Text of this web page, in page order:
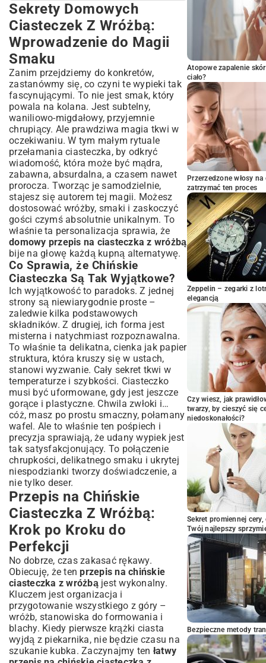
Sekrety Domowych Ciasteczek Z
Wróżbą: Wprowadzenie do Magii Smaku
Co Sprawia, że Chińskie Ciasteczka Są Tak
Wyjątkowe?
Przepis na Chińskie Ciasteczka Z
Wróżbą: Krok po Kroku do Perfekcji
Niezbędne Składniki, Które Masz w Kuchni
Detale Przygotowania: Jak Uzyskać
Chrupkość i Delikatność?
Tworzenie Wróżb: Wiadomości Pełne
Inspiracji i Zabawy
Pomysły na Oryginalne i Personalizowane
Wróżby
Jak Prawidłowo Umieścić Wróżbę W
Ciasteczku?
Wariacje Smakowe i Diety: Dostosuj
Przepis do Swoich Preferencji
Eksperymentowanie z Dodatkami: Od
Wanilii po Zieloną Herbatę
Ciasteczka Bezglutenowe i Wegańskie: Czy
to Możliwe?
Serwowanie i Przechowywanie: Jak
Długo Zachowują Świeżość?
Idealne Okazje do Podania Ciasteczek Z
Wróżbą
Krótka Historia Ciasteczek Z Wróżbą:
Skąd Pochodzi Ta Słodka Tradycja?
Najczęstsze Błędy Przy Pieczeniu
Ciasteczek Z Wróżbą i Jak Ich Unikać
Podsumowanie: Twoje Własne
Ciasteczka Z Wróżbą Czekają!
Sekrety Domowych
Ciasteczek Z Wróżbą:
Wprowadzenie do Magii
Smaku
Zanim przejdziemy do konkretów,
zastanówmy się, co czyni te wypieki tak
fascynującymi. To nie jest smak, który
powala na kolana. Jest subtelny,
waniliowo-migdałowy, przyjemnie
chrupiący. Ale prawdziwa magia tkwi w
oczekiwaniu. W tym małym rytuale
przełamania ciasteczka, by odkryć
wiadomość, która może być mądra,
zabawna, absurdalna, a czasem nawet
prorocza. Tworząc je samodzielnie,
stajesz się autorem tej magii. Możesz
dostosować wróżby, smaki i zaskoczyć
gości czymś absolutnie unikalnym. To
właśnie ta personalizacja sprawia, że
domowy przepis na ciasteczka z wróżbą
bije na głowę każdą kupną alternatywę.
Co Sprawia, że Chińskie
Ciasteczka Są Tak Wyjątkowe?
Ich wyjątkowość to paradoks. Z jednej
strony są niewiarygodnie proste –
zaledwie kilka podstawowych
składników. Z drugiej, ich forma jest
misterna i natychmiast rozpoznawalna.
To właśnie ta delikatna, cienka jak papier
struktura, która kruszy się w ustach,
stanowi wyzwanie. Cały sekret tkwi w
temperaturze i szybkości. Ciasteczko
musi być uformowane, gdy jest jeszcze
gorące i plastyczne. Chwila zwłoki i…
cóż, masz po prostu smaczny, połamany
wafel. Ale to właśnie ten pośpiech i
precyzja sprawiają, że udany wypiek jest
tak satysfakcjonujący. To połączenie
chrupkości, delikatnego smaku i ukrytej
niespodzianki tworzy doświadczenie, a
nie tylko deser.
Przepis na Chińskie
Ciasteczka Z Wróżbą:
Krok po Kroku do
Perfekcji
No dobrze, czas zakasać rękawy.
Obiecuję, że tenprzepis na chińskie
ciasteczka z wróżbąjest wykonalny.
Kluczem jest organizacja i
przygotowanie wszystkiego z góry –
wróżb, stanowiska do formowania i
blachy. Kiedy pierwsze krążki ciasta
wyjdą z piekarnika, nie będzie czasu na
szukanie kubka. Zaczynajmy ten łatwy
Atopowe zapalenie
ciało?
Przerzedzone włosy
zatrzymać ten proces
Zeppelin – zegarki z
elegancją
Czy wiesz, jak
twarzy, by cieszyć się
niedoskonałości?
Sekret promiennej
Twój najlepszy
Bezpieczne metody